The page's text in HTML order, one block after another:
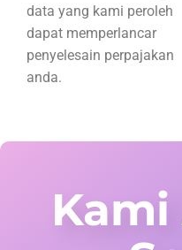
data yang kami peroleh
dapat memperlancar
penyelesain perpajakan
anda.